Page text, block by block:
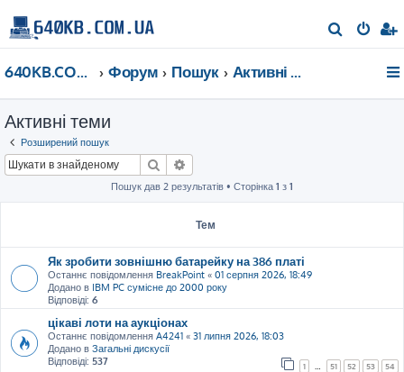
о
640KB.COM.UA Форум Пошук Активні теми
Активні теми
Розширений пошук
Пошук
Пошук дав 2 результатів • Сторінка 1 з 1
Тем
Як зробити зовнішню батарейку на 386 платі
Останнє повідомлення BreakPoint « 01 серпня 2026, 18:49
Додано в IBM PC сумісне до 2000 року
Відповіді: 6
цікаві лоти на аукціонах
Останнє повідомлення A4241 « 31 липня 2026, 18:03
Додано в Загальні дискусії
Відповіді: 537 1 51 52 53 54